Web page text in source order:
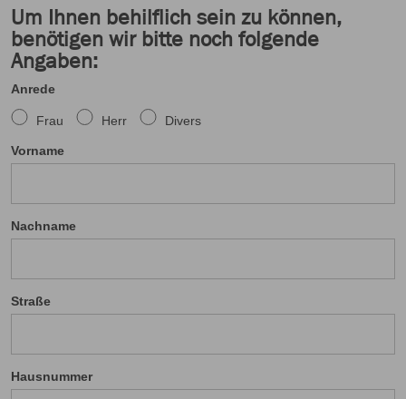
Um Ihnen behilflich sein zu können,
benötigen wir bitte noch folgende
Angaben:
Anrede
Frau Herr Divers
Vorname
Nachname
Straße
Hausnummer